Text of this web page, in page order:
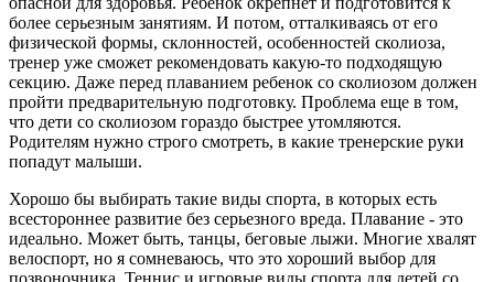
более серьезным занятиям. И потом, отталкиваясь от его
физической формы, склонностей, особенностей сколиоза,
тренер уже сможет рекомендовать какую-то подходящую
секцию. Даже перед плаванием ребенок со сколиозом должен
пройти предварительную подготовку. Проблема еще в том,
что дети со сколиозом гораздо быстрее утомляются.
Родителям нужно строго смотреть, в какие тренерские руки
попадут малыши.
Хорошо бы выбирать такие виды спорта, в которых есть
всестороннее развитие без серьезного вреда. Плавание - это
идеально. Может быть, танцы, беговые лыжи. Многие хвалят
велоспорт, но я сомневаюсь, что это хороший выбор для
позвоночника. Теннис и игровые виды спорта для детей со